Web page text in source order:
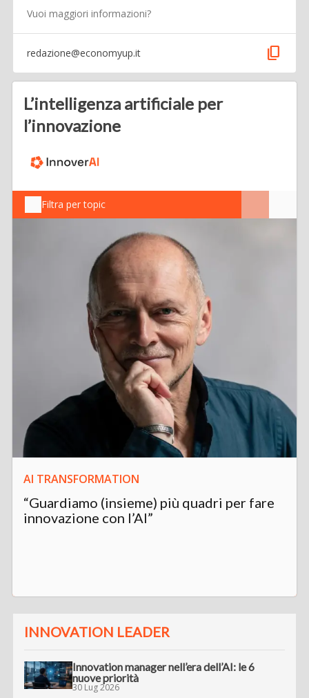
Vuoi maggiori informazioni?
redazione@economyup.it content_copy
L’intelligenza artificiale per
l’innovazione
Filtra per topic
AI TRANSFORMATION
“Guardiamo (insieme) più quadri per fare
innovazione con l’AI”
INNOVATION LEADER
Innovation manager nell’era dell’AI: le 6
nuove priorità
30 Lug 2026